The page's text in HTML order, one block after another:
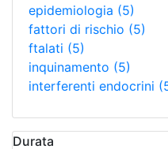
epidemiologia (5)
fattori di rischio (5)
ftalati (5)
inquinamento (5)
interferenti endocrini
Durata